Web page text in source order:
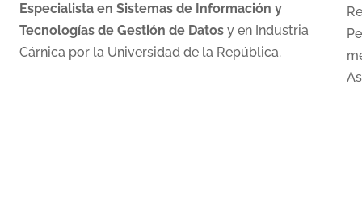
Especialista en Sistemas de Información y
Tecnologías de Gestión de Datos y en Industria
Cárnica por la Universidad de la República.